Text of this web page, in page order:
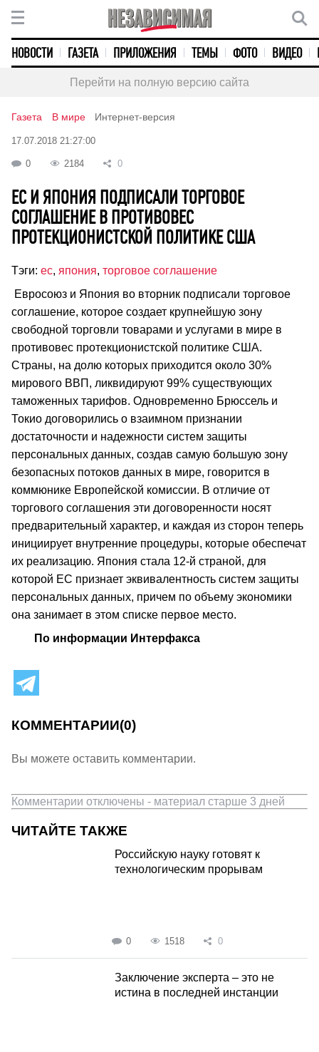
НОВОСТИ ГАЗЕТА ПРИЛОЖЕНИЯ ТЕМЫ ФОТО ВИДЕО
Перейти на полную версию сайта
Газета В мире Интернет-версия
17.07.2018 21:27:00
0 2184 0
ЕС И ЯПОНИЯ ПОДПИСАЛИ ТОРГОВОЕ
СОГЛАШЕНИЕ В ПРОТИВОВЕС
ПРОТЕКЦИОНИСТСКОЙ ПОЛИТИКЕ США
Тэги: ес, япония, торговое соглашение
Евросоюз и Япония во вторник подписали торговое
соглашение, которое создает крупнейшую зону
свободной торговли товарами и услугами в мире в
противовес протекционистской политике США.
Cтраны, на долю которых приходится около 30%
мирового ВВП, ликвидируют 99% существующих
таможенных тарифов. Одновременно Брюссель и
Токио договорились о взаимном признании
достаточности и надежности систем защиты
персональных данных, создав самую большую зону
безопасных потоков данных в мире, говорится в
коммюнике Европейской комиссии. В отличие от
торгового соглашения эти договоренности носят
предварительный характер, и каждая из сторон теперь
инициирует внутренние процедуры, которые обеспечат
их реализацию. Япония стала 12-й страной, для
которой ЕС признает эквивалентность систем защиты
персональных данных, причем по объему экономики
она занимает в этом списке первое место.
По информации Интерфакса
КОММЕНТАРИИ(0)
Вы можете оставить комментарии.
Комментарии отключены - материал старше 3 дней
ЧИТАЙТЕ ТАКЖЕ
Российскую науку готовят к
технологическим прорывам
0 1518 0
Заключение эксперта – это не
истина в последней инстанции